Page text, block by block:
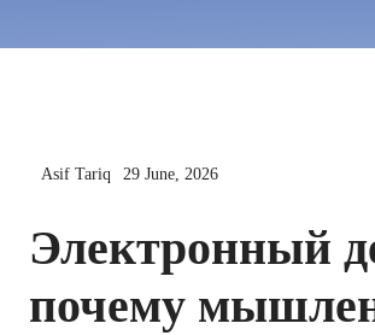
Asif Tariq 29 June, 2026
Электронный
почему